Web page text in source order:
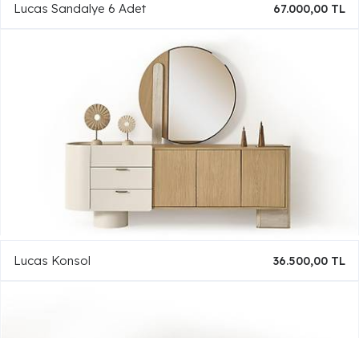
Lucas Sandalye 6 Adet 67.000,00 TL
Lucas Konsol 36.500,00 TL